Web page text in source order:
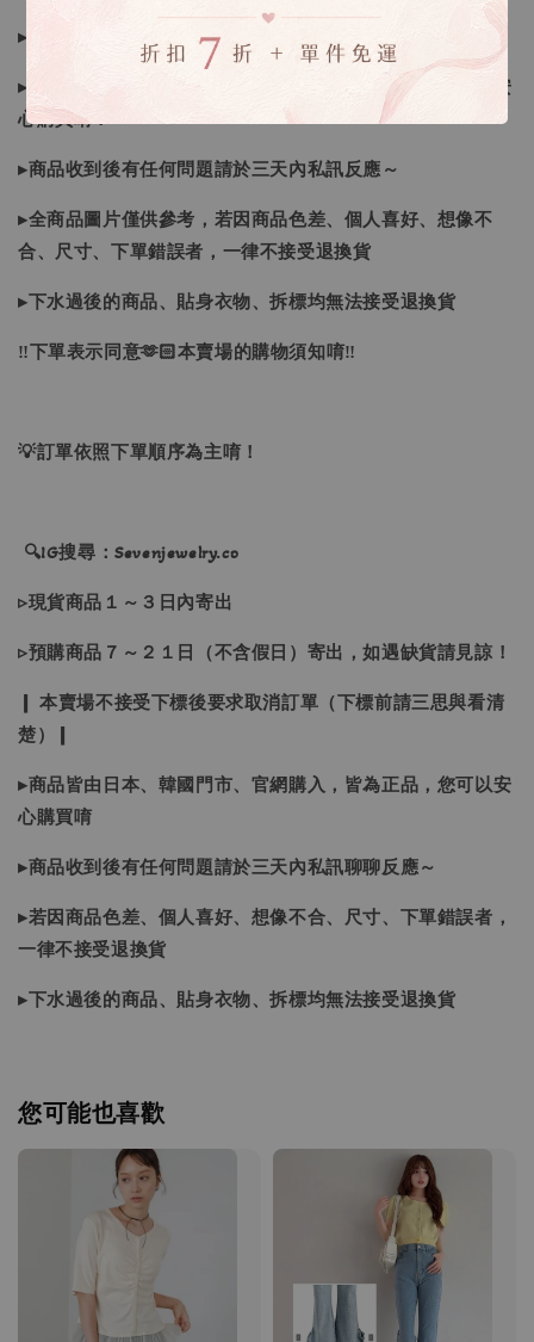
▸如遇缺斷貨情形會再另行告知，請注意訊息及信箱收件
▸商品皆由日本、韓國門市、官網購入，皆為正品，您可以安
心購買唷！
▸商品收到後有任何問題請於三天內私訊反應～
▸全商品圖片僅供參考，若因商品色差、個人喜好、想像不
合、尺寸、下單錯誤者，一律不接受退換貨
▸下水過後的商品、貼身衣物、拆標均無法接受退換貨
‼下單表示同意🫶🏻本賣場的購物須知唷‼
💡訂單依照下單順序為主唷！
🔍IG搜尋：Sevenjewelry.co
▹現貨商品１～３日內寄出
▹預購商品７～２１日（不含假日）寄出，如遇缺貨請見諒！
❙ 本賣場不接受下標後要求取消訂單（下標前請三思與看清
楚）❙
▸商品皆由日本、韓國門市、官網購入，皆為正品，您可以安
心購買唷
▸商品收到後有任何問題請於三天內私訊聊聊反應～
▸若因商品色差、個人喜好、想像不合、尺寸、下單錯誤者，
一律不接受退換貨
▸下水過後的商品、貼身衣物、拆標均無法接受退換貨
您可能也喜歡